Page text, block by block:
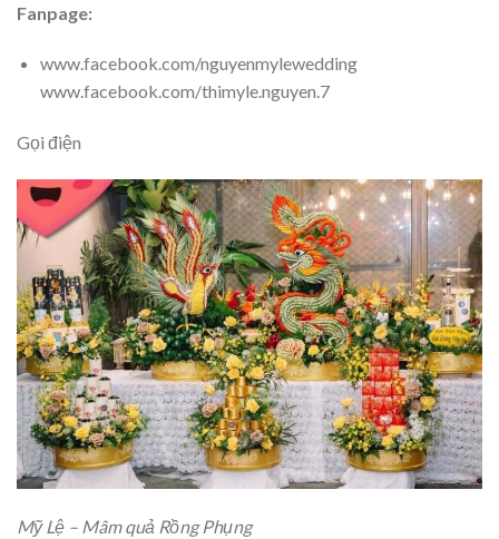
Fanpage:
www.facebook.com/nguyenmylewedding
www.facebook.com/thimyle.nguyen.7
Gọi điện
Mỹ Lệ – Mâm quả Rồng Phụng